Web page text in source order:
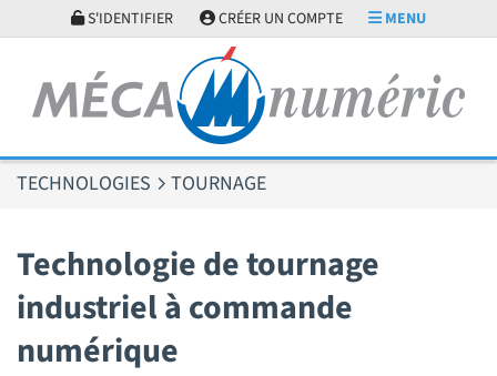
S'IDENTIFIER CRÉER UN COMPTE MENU
TECHNOLOGIES TOURNAGE
Technologie de tournage
industriel à commande
numérique
Panneau de gestion des cookies